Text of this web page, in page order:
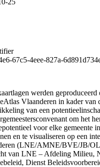
67c5-4eee-827a-
werden
Vlaanderen in kader van
van een
om het
voor elke gemeente
en te visualiseren op een
(LNE/AMNE/BVE/JB/
van LNE – Afdeling Milieu,
Dienst